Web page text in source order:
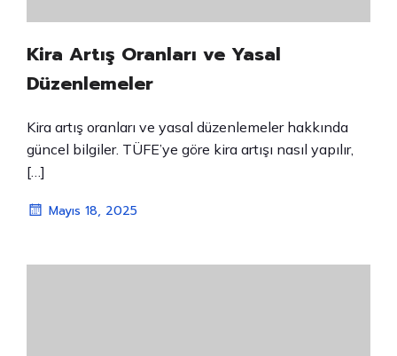
Kira Artış Oranları ve Yasal
Düzenlemeler
Kira artış oranları ve yasal düzenlemeler hakkında
güncel bilgiler. TÜFE’ye göre kira artışı nasıl yapılır,
[…]
Mayıs 18, 2025